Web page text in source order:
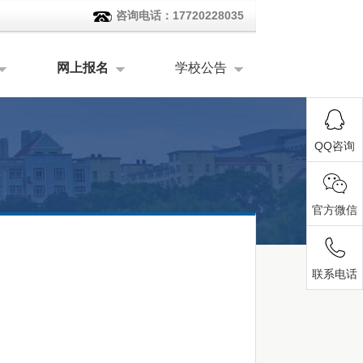
咨询电话：17720228035
网上报名 学校公告
QQ咨询
官方微信
联系电话